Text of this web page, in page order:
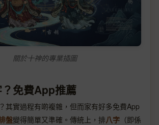
關於十神的專業插圖
免費App推薦
？其實過程有啲複雜，但而家有好多免費App
盤變得簡單又準確。傳統上，排八字 （即係